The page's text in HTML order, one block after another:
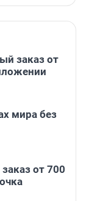
заказ от
мира без
от 700